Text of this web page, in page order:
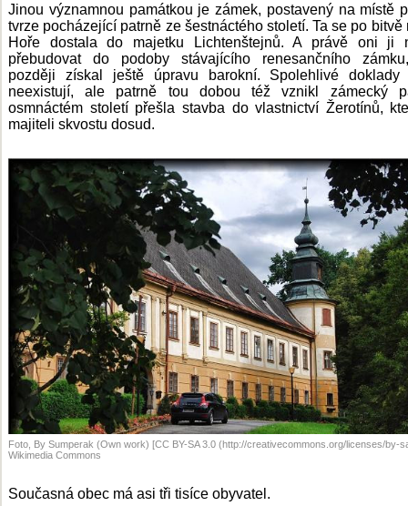
Jinou významnou památkou je zámek, postavený na místě
tvrze pocházející patrně ze šestnáctého století. Ta se po bitvě
Hoře dostala do majetku Lichtenštejnů. A právě oni ji
přebudovat do podoby stávajícího renesančního
později získal ještě úpravu barokní. Spolehlivé
neexistují, ale patrně tou dobou též vznikl zámecký
osmnáctém století přešla stavba do vlastnictví Žerotínů,
majiteli skvostu dosud.
Foto, By Sumperak (Own work) [CC BY-SA 3.0 (http://creativecommons.org/licenses/by-
Wikimedia Commons
Současná obec má asi tři tisíce obyvatel.